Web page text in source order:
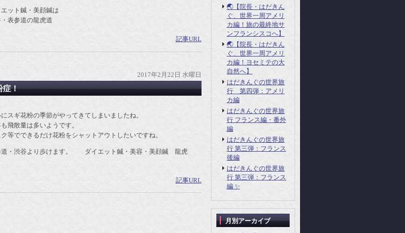
ット鍼・美顔鍼は
表参道の龍虎道
記事URL
2017年2月22日 水曜日
症！
スギ花粉の季節がやってきてしまいましたね。
飛散量は多いようです。
等でできるだけ花粉をシャットアウトしたいですね。
道・渋谷より歩けます。 ダイエット鍼・美容・美顔鍼 龍虎
記事URL
🌏【院長・はだきん
ぐ、世界一周アメリ
カ編！旅の最終地サ
ンフランシスコへ】
🌏【院長・はだきん
ぐ、世界一周アメリ
カ編！ヨセミテの大
自然へ】
はだきんぐの世界旅
行 第四弾：アメリ
カ編
はだきんぐの世界旅
行 フランス編・番外
編
はだきんぐの世界旅
行 第三弾：フランス
後編
はだきんぐの世界旅
行 第三弾：フランス
編 ✨
月別アーカイブ